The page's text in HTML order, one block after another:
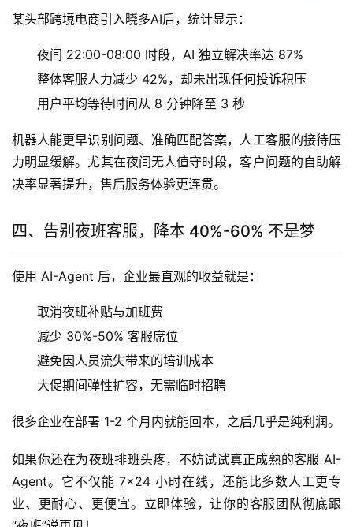
某头部跨境电商引入晓多AI后，统计显示：
夜间 22:00-08:00 时段，AI 独立解决率达 87%
整体客服人力减少 42%，却未出现任何投诉积压
用户平均等待时间从 8 分钟降至 3 秒
机器人能更早识别问题、准确匹配答案，人工客服的接待压
力明显缓解。尤其在夜间无人值守时段，客户问题的自助解
决率显著提升，售后服务体验更连贯。
四、告别夜班客服，降本 40%-60% 不是梦
使用 AI-Agent 后，企业最直观的收益就是：
取消夜班补贴与加班费
减少 30%-50% 客服席位
避免因人员流失带来的培训成本
大促期间弹性扩容，无需临时招聘
很多企业在部署 1-2 个月内就能回本，之后几乎是纯利润。
如果你还在为夜班排班头疼，不妨试试真正成熟的客服 AI-
Agent。它不仅能 7×24 小时在线，还能比多数人工更专
业、更耐心、更便宜。立即体验，让你的客服团队彻底跟